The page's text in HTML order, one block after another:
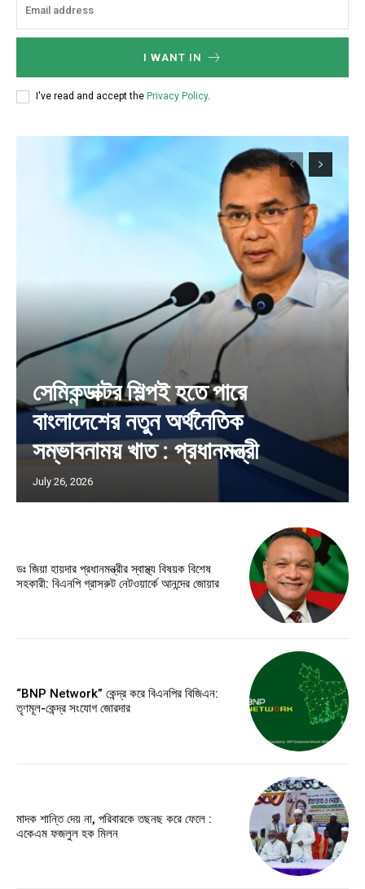
I WANT IN
I've read and accept the Privacy Policy.
সেমিকন্ডাক্টর শিল্পই হতে পারে
বাংলাদেশের নতুন অর্থনৈতিক
সম্ভাবনাময় খাত : প্রধানমন্ত্রী
July 26, 2026
ডঃ জিয়া হায়দার প্রধানমন্ত্রীর স্বাস্থ্য বিষয়ক বিশেষ
সহকারী: বিএনপি গ্রাসরুট নেটওয়ার্কে আনন্দের জোয়ার
“BNP Network” কেন্দ্র করে বিএনপির বিজিএন:
তৃণমূল-কেন্দ্র সংযোগ জোরদার
মাদক শান্তি দেয় না, পরিবারকে তছনছ করে ফেলে :
একেএম ফজলুল হক মিলন